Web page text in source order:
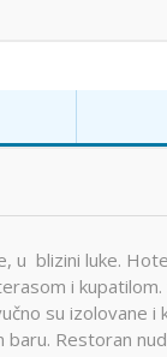
u blizini luke.
i kupatilom.
su izolovane i
Restoran